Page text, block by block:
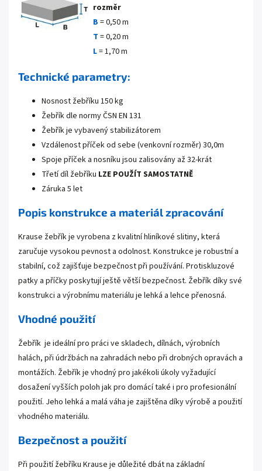
rozměr
B =0,50 m
T =0,20 m
L= 1,70 m
Technické parametry:
Nosnost žebříku 150 kg
Žebřík dle normy ČSN EN 131
Žebřík je vybavený stabilizátorem
Vzdálenost příček od sebe (venkovní rozměr) 30,0m
Spoje příček a nosníku jsou zalisovány až 32-krát
Třetí díl žebříku LZE POUŽÍT SAMOSTATNĚ
Záruka 5 let
Popis konstrukce a materiál zpracování
Krause žebřík je vyrobena z kvalitní hliníkové slitiny, která
zaručuje vysokou pevnost a odolnost. Konstrukce je robustní a
stabilní, což zajišťuje bezpečnost při používání. Protiskluzové
patky a příčky poskytují ještě větší bezpečnost. Žebřík díky své
konstrukci a výrobnímu materiálu je lehká a lehce přenosná.
Vhodné použití
Žebřík je ideální pro práci ve skladech, dílnách, výrobních
halách, při údržbách na zahradách nebo při drobných opravách a
montážích. Žebřík je vhodný pro jakékoli úkoly vyžadující
dosažení vyšších poloh jak pro domácí také i pro profesionální
použití. Jeho lehká a malá váha je zajištěna díky výrobě a použití
vhodného materiálu.
Bezpečnost a použití
Při použití žebříku Krause je důležité dbát na základní